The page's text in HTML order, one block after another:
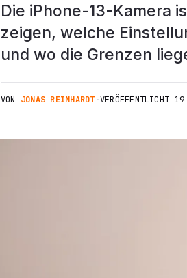
Die iPhone-13-Kamera
zeigen, welche
und wo die Grenzen
VON JONAS REINHARDT ·VERÖFFENTLICHT